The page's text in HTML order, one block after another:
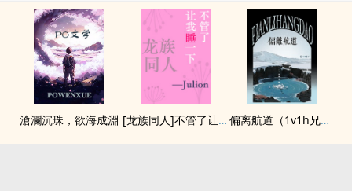
滄瀾沉珠，欲海成淵 [龙族同人]不管了让我睡一下 偏离航道（1v1h兄妹骨科bg）